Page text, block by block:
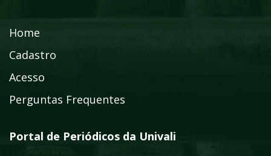
Home
Cadastro
Acesso
Perguntas Frequentes
Portal de Periódicos da Univali